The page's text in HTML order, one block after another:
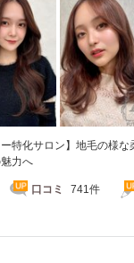
特化サロン】地毛の様
力へ
口コミ 741件